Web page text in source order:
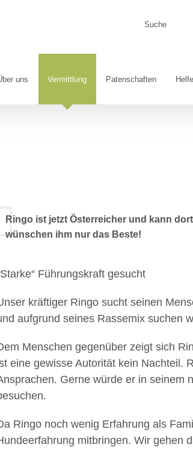
uns Vermittlung Patenschaften
Ringo ist jetzt Österreicher und kann
wünschen ihm nur das Beste!
Führungskraft gesucht
kräftiger Ringo sucht seinen
aufgrund seines Rassemix suchen
Menschen gegenüber zeigt sich
eine gewisse Autorität kein Nachteil.
Gerne würde er in seinem
Ringo noch wenig Erfahrung als
mitbringen. Wir gehen